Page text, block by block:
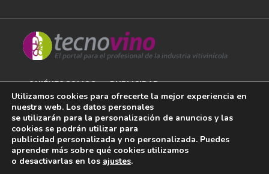
QUIÉNES SOMOS PUBLICIDAD
AVISO LEGAL
POLÍTICA DE COOKIES
POLÍTICA DE PRIVACIDAD
Utilizamos cookies para ofrecerte la mejor experiencia en
nuestra web. Los datos personales
se utilizarán para la personalización de anuncios y las
cookies se podrán utilizar para
publicidad personalizada y no personalizada. Puedes
aprender más sobre qué cookies utilizamos
o desactivarlas en los ajustes.